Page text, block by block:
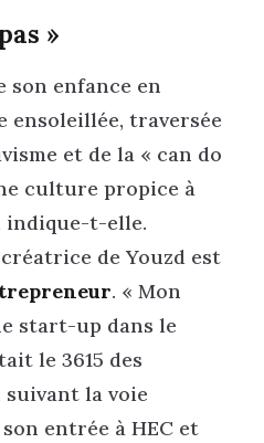
»
son enfance en
traversée
et de la « can do
culture propice à
indique-t-elle.
de Youzd est
. « Mon
start-up dans le
le 3615 des
suivant la voie
entrée à HEC et